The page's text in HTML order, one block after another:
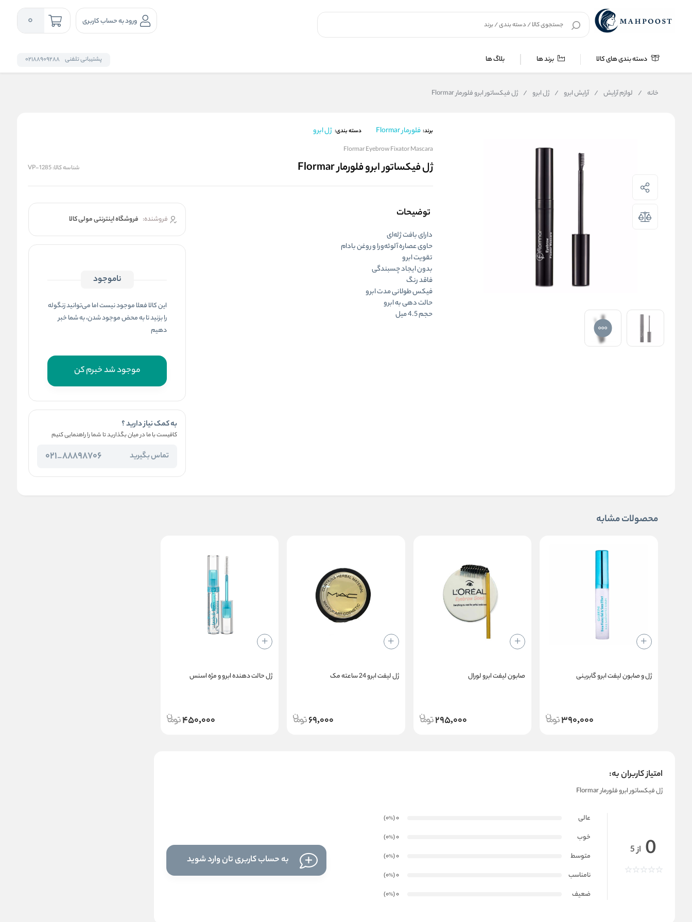
ورود به حساب کاربری 0
دسته بندی های کالا برند ها بلاگ ها پشتیبانی تلفنی 02188909288
خانه / لوازم آرایش / آرایش ابرو / ژل ابرو / ژل فیکساتور ابرو فلورمار Flormar
برند: فلورمار Flormar دسته بندی: ژل ابرو
Flormar Eyebrow Fixator Mascara
ژل فیکساتور ابرو فلورمار Flormar شناسه کالا:VP-1285
توضیحات
دارای بافت ژله‌ای
حاوی عصاره آلوئه‌ورا و روغن بادام
تقویت ابرو
بدون ایجاد چسبندگی
فاقد رنگ
فیکس طولانی مدت ابرو
حالت دهی به ابرو
حجم 4.5 میل
فروشنده: فروشگاه اینترنتی مولی کالا
ناموجود
این کالا فعلا موجود نیست اما می‌توانید زنگوله
را بزنید تا به محض موجود شدن، به شما خبر
دهیم
موجود شد خبرم کن
به کمک نیاز دارید ؟
کافیست با ما در میان بگذارید تا شما را راهنمایی کنیم
تماس بگیرید 88898706_021
محصولات مشابه
ژل و صابون لیفت ابرو گابرینی
390,000
صابون لیفت ابرو لورال
295,000
ژل لیفت ابرو 24 ساعته مک
69,000
ژل حالت دهنده ابرو و مژه اسنس
450,000
امتیاز کاربران به:
ژل فیکساتور ابرو فلورمار Flormar
0 از 5
عالی 0
(0
%
)
خوب
0
(0
%
)
متوسط
0
(0
%
)
نامناسب
0
(0
%
)
ضعیف
0
(0
%
)
به حساب کاربری تان وارد شوید